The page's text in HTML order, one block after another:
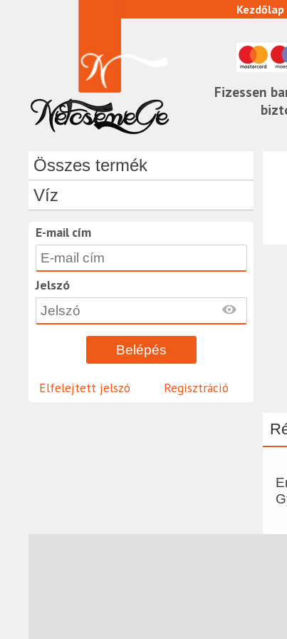
Fizessen
Kezdőlap
Összes termék
Víz
E-mail cím
Jelszó
Elfelejtett jelszó Regisztráció